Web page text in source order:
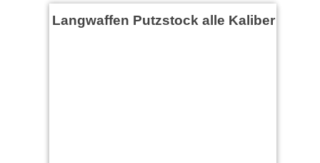
Langwaffen Putzstock alle Kaliber